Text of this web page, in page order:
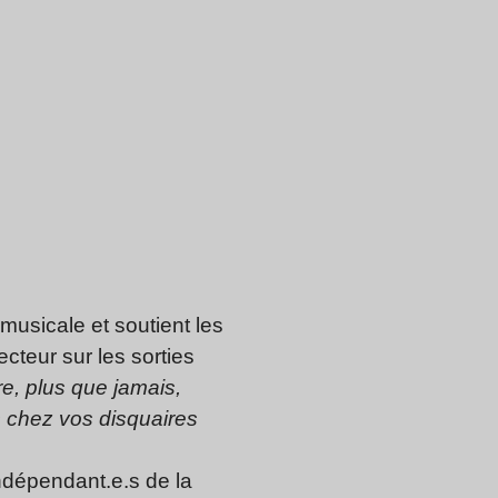
et soutient les
sur les sorties
plus que jamais,
vos disquaires
de la